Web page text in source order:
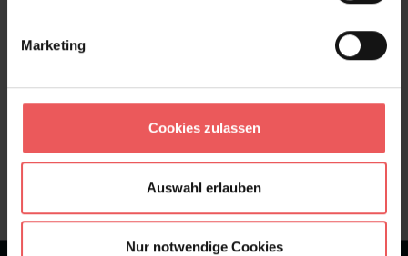
Marketing
Cookies zulassen
Auswahl erlauben
Nur notwendige Cookies
Sie haben Fragen zum Produkt?
Frage stellen
+49 (0)221 932 81 82